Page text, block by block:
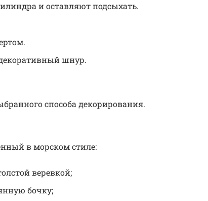
и оставляют подсыхать.
шнур.
способа декорирования.
в морском стиле:
веревкой;
бочку;